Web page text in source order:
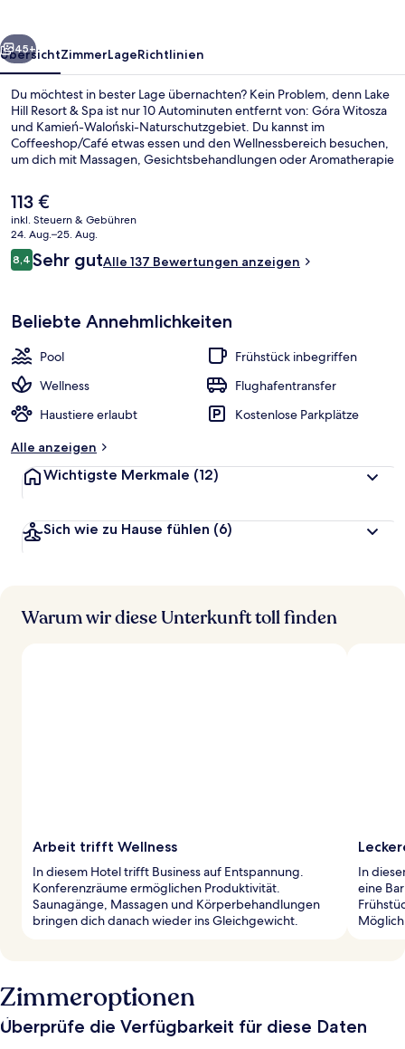
Weiter
45+
ÜbersichtZimmerLageRichtlinien
Du möchtest in bester Lage übernachten? Kein Problem, denn Lake
Hill Resort & Spa ist nur 10 Autominuten entfernt von: Góra Witosza
und Kamień-Waloński-Naturschutzgebiet. Du kannst im
Coffeeshop/Café etwas essen und den Wellnessbereich besuchen,
um dich mit Massagen, Gesichtsbehandlungen oder Aromatherapie
Fitnesscenter (rund um die Uhr geöffnet) gehören ebenfalls zum
Angebot.
Der
aktuelle
Preis
beträgt
113 €.
113 €
inkl. Steuern & Gebühren
24. Aug.–25. Aug.
Bewertungen
8,48,4 von 10.
Sehr gutAlle 137 Bewertungen anzeigen
Beliebte Annehmlichkeiten
Pool
Frühstück inbegriffen
Wellness
Flughafentransfer
Haustiere erlaubt
Kostenlose Parkplätze
Alle anzeigen
Wichtigste Merkmale (12)
Sich wie zu Hause fühlen (6)
Warum wir diese Unterkunft toll finden
Arbeit trifft Wellness
In diesem Hotel trifft Business auf Entspannung.
Konferenzräume ermöglichen Produktivität.
Saunagänge, Massagen und Körperbehandlungen
bringen dich danach wieder ins Gleichgewicht.
In
eine
Zimmeroptionen
Überprüfe die Verfügbarkeit für diese Daten